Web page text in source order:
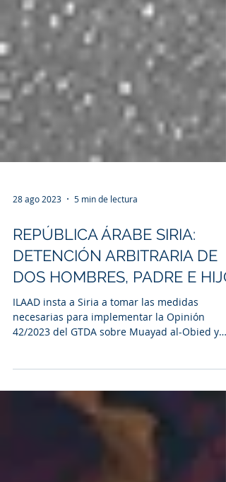
28 ago 2023 5 min de lectura
REPÚBLICA ÁRABE SIRIA:
DETENCIÓN ARBITRARIA DE
DOS HOMBRES, PADRE E HIJO
ILAAD insta a Siria a tomar las medidas
42/2023 del GTDA sobre Muayad al-Obied y
Abdulaziz al-Obied.